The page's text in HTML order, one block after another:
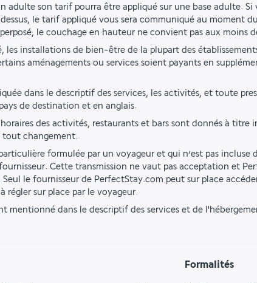
adulte son tarif pourra être appliqué sur une base adulte.
le tarif appliqué vous sera communiqué au moment
le couchage en hauteur ne convient pas aux moins
les installations de bien-être de la plupart des
aménagements ou services soient payants en
dans le descriptif des services, les activités, et toute
de destination et en anglais.
des activités, restaurants et bars sont donnés à
tout changement.
formulée par un voyageur et qui n’est pas
Cette transmission ne vaut pas acceptation et
Seul le fournisseur de PerfectStay.com peut sur place
régler sur place par le voyageur.
mentionné dans le descriptif des services et de
Formalités